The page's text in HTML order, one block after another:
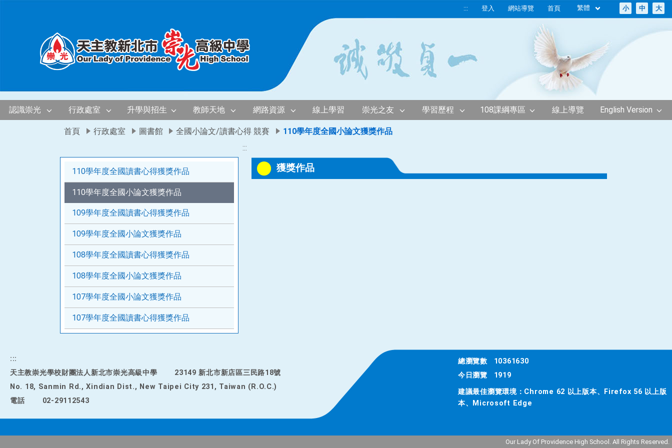
::: 登入 網站導覽 首頁 繁體 小 中 大
認識崇光 行政處室 升學與招生 教師天地 網路資源 線上學習 崇光之友 學習歷程 108課綱專區 線上導覽 English Version
首頁 行政處室 圖書館 全國小論文/讀書心得 競賽 110學年度全國小論文獲獎作品
110學年度全國讀書心得獲獎作品
110學年度全國小論文獲獎作品
109學年度全國讀書心得獲獎作品
109學年度全國小論文獲獎作品
108學年度全國讀書心得獲獎作品
108學年度全國小論文獲獎作品
107學年度全國小論文獲獎作品
107學年度全國讀書心得獲獎作品
:::
獲獎作品
:::
天主教崇光學校財團法人新北市崇光高級中學
23149 新北市新店區三民路18號
No. 18, Sanmin Rd., Xindian Dist., New Taipei City 231, Taiwan (R.O.C.)
電話
02-29112543
總瀏覽數
10361630
今日瀏覽
1919
建議最佳瀏覽環境：Chrome 62 以上版本、Firefox 56 以上版
本、Microsoft Edge
Our Lady Of Providence High School. All Rights Reserved.